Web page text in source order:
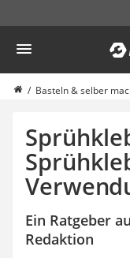
Haushalt & Freizeit
Diascanner
Walkie-Talkie Kinder
Gusseisen Bräter
Induktionskochfeld
Tischgeschirrspüler
Elektronische
Wildkamera
Wischmopp
Basteln & selber
Ein Ratgeber
Redaktion